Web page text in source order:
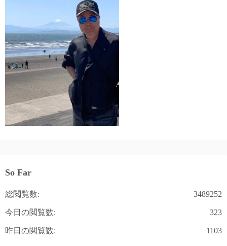
So Far
3489252
総閲覧数:
323
今日の閲覧数:
1103
昨日の閲覧数: